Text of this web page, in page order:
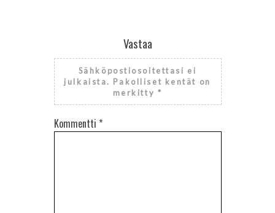
Vastaa
Sähköpostiosoitettasi ei
julkaista. Pakolliset kentät on
merkitty *
Kommentti *